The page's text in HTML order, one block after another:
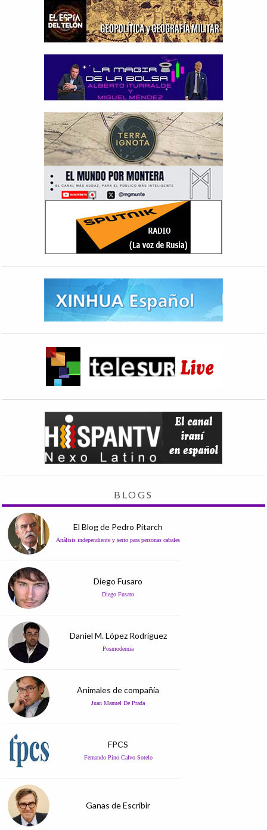
BLOGS
El Blog de Pedro Pitarch
Análisis independiente y serio para personas cabales
Diego Fusaro
Diego Fusaro
Daniel M. López Rodríguez
Posmodernia
Animales de compañía
Juan Manuel De Prada
FPCS
Fernando Pino Calvo Sotelo
Ganas de Escribir